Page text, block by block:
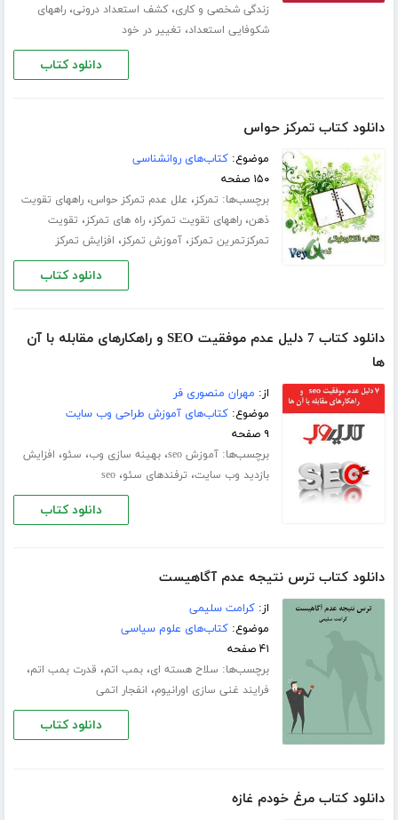
زندگی شخصی و کاری،کشف استعداد درونی،راههای
شکوفایی استعداد، تغییر در خود
دانلود کتاب
دانلود کتاب تمرکز حواس
موضوع:کتاب‌های روانشناسی
۱۵۰ صفحه
برچسب‌ها: تمرکز، علل عدم تمرکز حواس،راههای تقویت
ذهن،راههای تقویت تمرکز،راه های تمرکز، تقویت
تمرکزتمرین تمرکز،آموزش تمرکز، افزایش تمرکز
دانلود کتاب
دانلود کتاب 7 دلیل عدم موفقیت SEO و راهکارهای مقابله با آن
ها
از: مهران منصوری فر
موضوع:کتاب‌های آموزش طراحی وب سایت
۹ صفحه
برچسب‌ها:آموزش seo ،بهینه سازی وب، سئو، افزایش
بازدید وب سایت، ترفندهای سئو،seo
دانلود کتاب
دانلود کتاب ترس نتیجه عدم آگاهیست
از:کرامت سلیمی
موضوع:کتاب‌های علوم سیاسی
۴۱ صفحه
برچسب‌ها: سلاح هسته ای،بمب اتم، قدرت بمب اتم،
فرایند غنی سازی اورانیوم، انفجار اتمی
دانلود کتاب
دانلود کتاب مرغ خودم غازه